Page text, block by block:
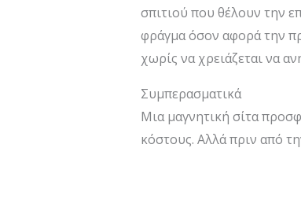
σπιτιού που θέλουν την
φράγμα όσον αφορά την
χωρίς να χρειάζεται να
Συμπερασματικά
Μια μαγνητική σίτα
κόστους. Αλλά πριν από